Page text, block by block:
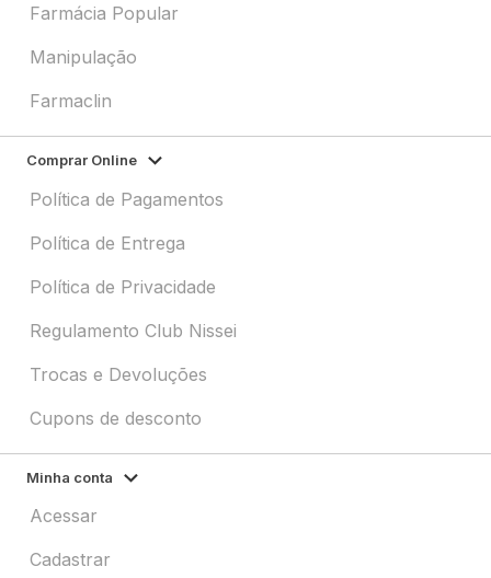
Farmácia Popular
Manipulação
Farmaclin
Comprar Online
Política de Pagamentos
Política de Entrega
Política de Privacidade
Regulamento Club Nissei
Trocas e Devoluções
Cupons de desconto
Minha conta
Acessar
Cadastrar